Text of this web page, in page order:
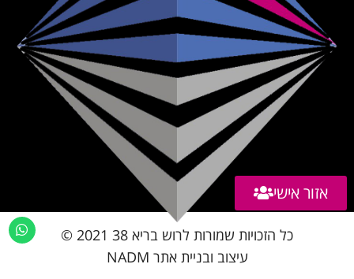
עיצוב ובניית אתר NADM
כל הזכויות שמורות לרוש בריא 38 2021 ©
אזור אישי